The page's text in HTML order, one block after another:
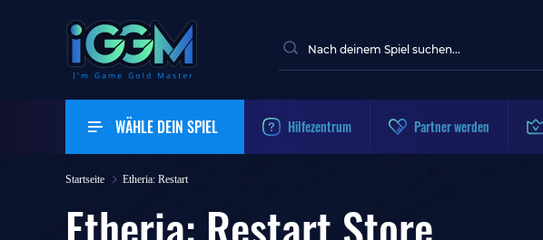
WÄHLE DEIN SPIEL Hilfezentrum Partner werden
Startseite Etheria: Restart